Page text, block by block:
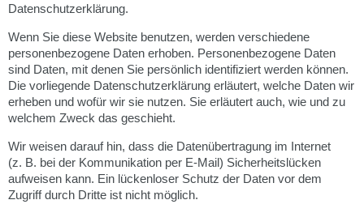
Datenschutzerklärung.
Wenn Sie diese Website benutzen, werden verschiedene
personenbezogene Daten erhoben. Personenbezogene Daten
sind Daten, mit denen Sie persönlich identifiziert werden können.
Die vorliegende Datenschutzerklärung erläutert, welche Daten wir
erheben und wofür wir sie nutzen. Sie erläutert auch, wie und zu
welchem Zweck das geschieht.
Wir weisen darauf hin, dass die Datenübertragung im Internet
(z. B. bei der Kommunikation per E-Mail) Sicherheitslücken
aufweisen kann. Ein lückenloser Schutz der Daten vor dem
Zugriff durch Dritte ist nicht möglich.